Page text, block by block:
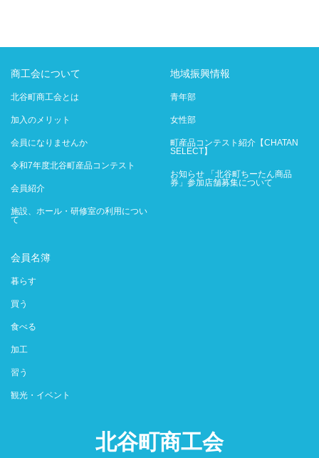
商工会について
北谷町商工会とは
加入のメリット
会員になりませんか
令和7年度北谷町産品コンテスト
会員紹介
施設、ホール・研修室の利用につい
て
地域振興情報
青年部
女性部
町産品コンテスト紹介【CHATAN
SELECT】
お知らせ 「北谷町ちーたん商品
券」参加店舗募集について
会員名簿
暮らす
買う
食べる
加工
習う
観光・イベント
北谷町商工会